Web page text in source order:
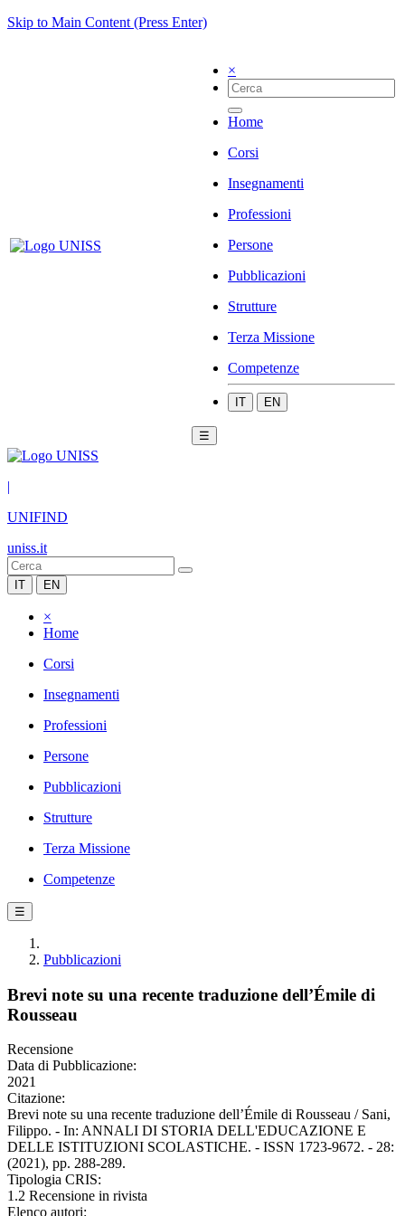
Skip to Main Content (Press Enter)
×
Home
Corsi
Insegnamenti
Professioni
Persone
Pubblicazioni
Strutture
Terza Missione
Competenze
IT EN
☰
|
UNIFIND
uniss.it
IT EN
×
Home
Corsi
Insegnamenti
Professioni
Persone
Pubblicazioni
Strutture
Terza Missione
Competenze
☰
Pubblicazioni
Brevi note su una recente traduzione dell’Émile di
Rousseau
Recensione
Data di Pubblicazione:
2021
Citazione:
Brevi note su una recente traduzione dell’Émile di Rousseau / Sani,
Filippo. - In: ANNALI DI STORIA DELL'EDUCAZIONE E
DELLE ISTITUZIONI SCOLASTICHE. - ISSN 1723-9672. - 28:
(2021), pp. 288-289.
Tipologia CRIS:
1.2 Recensione in rivista
Elenco autori: